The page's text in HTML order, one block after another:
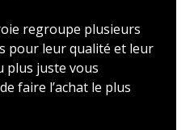
regroupe plusieurs
pour leur qualité et leur
plus juste vous
faire l’achat le plus